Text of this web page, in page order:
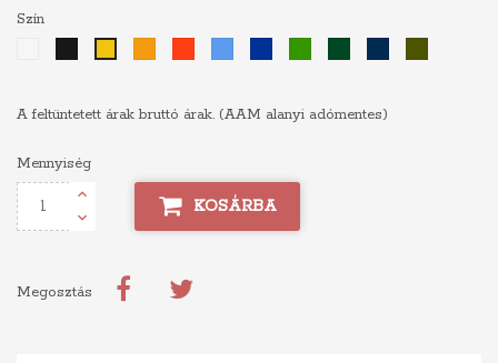
Szín
A feltüntetett árak bruttó árak. (AAM alanyi adómentes)
Mennyiség
KOSÁRBA
Megosztás